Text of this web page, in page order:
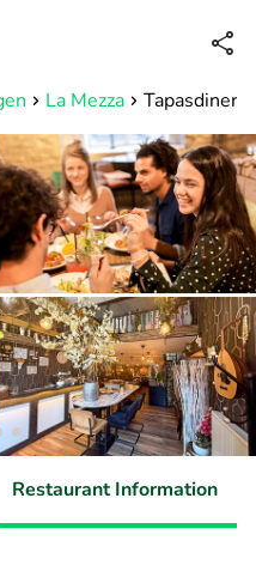
Available until 23:00
La Mezza Tapasdiner
Restaurant Information